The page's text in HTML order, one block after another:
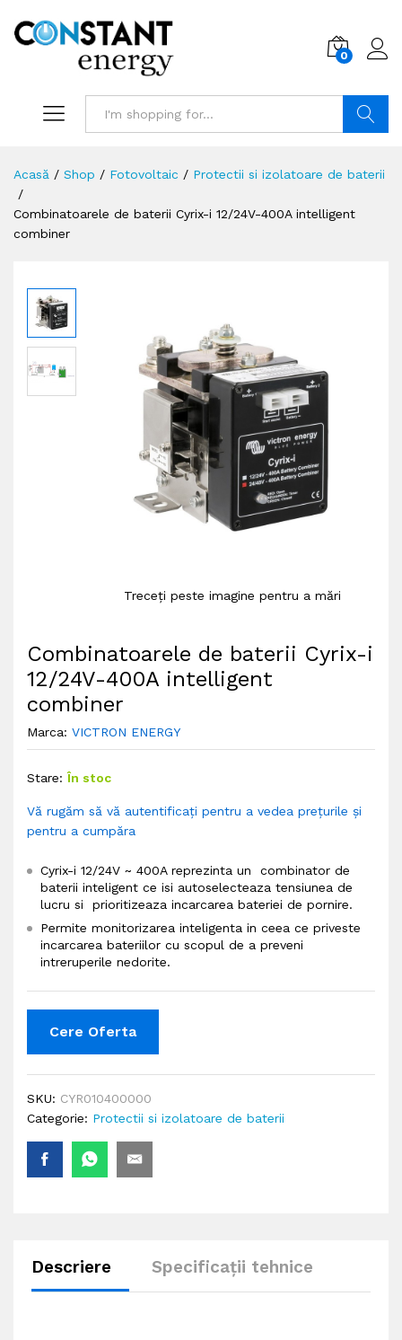
0
Acasă / Shop / Fotovoltaic / Protectii si izolatoare de baterii
/
Combinatoarele de baterii Cyrix-i 12/24V-400A intelligent
combiner
Treceți peste imagine pentru a mări
Combinatoarele de baterii Cyrix-i
12/24V-400A intelligent
combiner
Marca: VICTRON ENERGY
Stare: În stoc
Vă rugăm să vă autentificați pentru a vedea prețurile și
pentru a cumpăra
Cyrix-i 12/24V ~ 400A reprezinta un combinator de
baterii inteligent ce isi autoselecteaza tensiunea de
lucru si prioritizeaza incarcarea bateriei de pornire.
Permite monitorizarea inteligenta in ceea ce priveste
incarcarea bateriilor cu scopul de a preveni
intreruperile nedorite.
Cere Oferta
SKU: CYR010400000
Categorie: Protectii si izolatoare de baterii
Descriere Specificații tehnice